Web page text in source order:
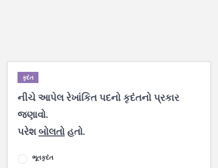
કૃદંત
નીચે આપેલ રેખાંકિત પદનો કૃદંતનો પ્રકાર
જણાવો.
પરેશબોલતોહતો.
ભૂતકૃદંત